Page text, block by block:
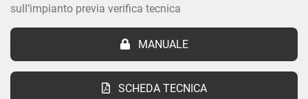
sull’impianto previa verifica tecnica
MANUALE
SCHEDA TECNICA